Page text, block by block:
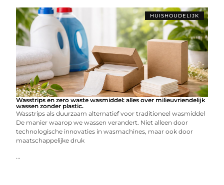
HUISHOUDELIJK
Wasstrips en zero waste wasmiddel: alles over milieuvriendelijk
wassen zonder plastic.
Wasstrips als duurzaam alternatief voor traditioneel wasmiddel
De manier waarop we wassen verandert. Niet alleen door
technologische innovaties in wasmachines, maar ook door
maatschappelijke druk
...